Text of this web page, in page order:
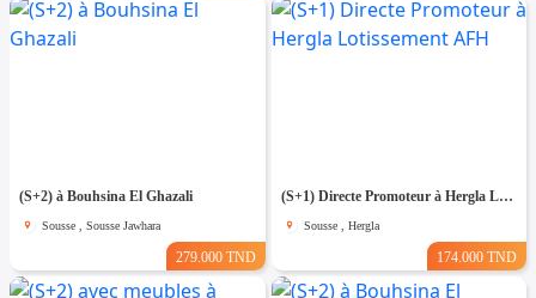
(S+2) à Bouhsina El Ghazali
Sousse , Sousse Jawhara
279.000 TND
(S+1) Directe Promoteur à Hergla Lotissement AFH
Sousse , Hergla
174.000 TND